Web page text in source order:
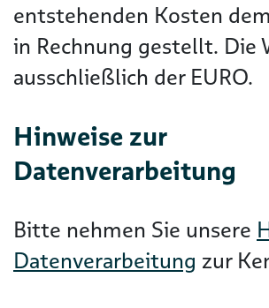
entstehenden Kosten
in Rechnung gestellt. Die
ausschließlich der EURO.
Hinweise zur
Datenverarbeitung
Bitte nehmen Sie unsere
Datenverarbeitung zur